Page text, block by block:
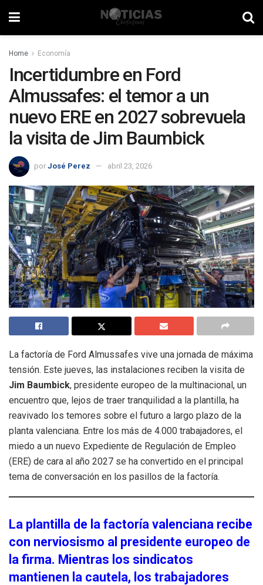
Home Economía
Incertidumbre en Ford
Almussafes: el temor a un
nuevo ERE en 2027 sobrevuela
la visita de Jim Baumbick
por José Perez abril 23, 2026
La factoría de Ford Almussafes vive una jornada de máxima
tensión. Este jueves, las instalaciones reciben la visita de
Jim Baumbick, presidente europeo de la multinacional, un
encuentro que, lejos de traer tranquilidad a la plantilla, ha
reavivado los temores sobre el futuro a largo plazo de la
planta valenciana. Entre los más de 4.000 trabajadores, el
miedo a un nuevo Expediente de Regulación de Empleo
(ERE) de cara al año 2027 se ha convertido en el principal
tema de conversación en los pasillos de la factoría.
La plantilla de la factoría valenciana recibe
con nerviosismo al presidente europeo de
la firma. Mientras los sindicatos
mantienen la cautela, los trabajadores